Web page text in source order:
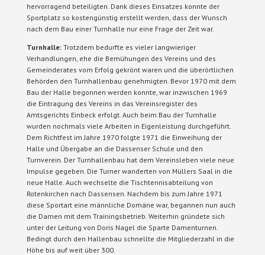
hervorragend beteiligten. Dank dieses Einsatzes konnte der
Sportplatz so kostengünstig erstellt werden, dass der Wunsch
nach dem Bau einer Turnhalle nur eine Frage der Zeit war.
Turnhalle:Trotzdem bedurfte es vieler langwieriger
Verhandlungen, ehe die Bemühungen des Vereins und des
Gemeinderates vom Erfolg gekrönt waren und die überörtlichen
Behörden den Turnhallenbau genehmigten. Bevor 1970 mit dem
Bau der Halle begonnen werden konnte, war inzwischen 1969
die Eintragung des Vereins in das Vereinsregister des
Amtsgerichts Einbeck erfolgt. Auch beim Bau der Turnhalle
wurden nochmals viele Arbeiten in Eigenleistung durchgeführt.
Dem Richtfest im Jahre 1970 folgte 1971 die Einweihung der
Halle und Übergabe an die Dassenser Schule und den
Turnverein. Der Turnhallenbau hat dem Vereinsleben viele neue
Impulse gegeben. Die Turner wanderten von Müllers Saal in die
neue Halle. Auch wechselte die Tischtennisabteilung von
Rotenkirchen nach Dassensen. Nachdem bis zum Jahre 1971
diese Sportart eine männliche Domäne war, begannen nun auch
die Damen mit dem Trainingsbetrieb. Weiterhin gründete sich
unter der Leitung von Doris Nagel die Sparte Damenturnen.
Bedingt durch den Hallenbau schnellte die Mitgliederzahl in die
Höhe bis auf weit über 300.